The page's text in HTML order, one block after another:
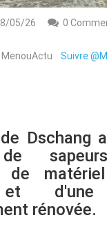
05/26
0
MenouActu Suivre
Dschang
sapeurs-
de
d'une
rénovée.